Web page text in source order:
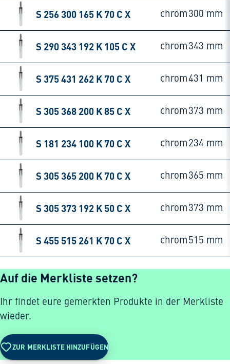
S 256 300 165 K 70 C X chrom300 mm
S 290 343 192 K 105 C X chrom343 mm
S 375 431 262 K 70 C X chrom431 mm
S 305 368 200 K 85 C X chrom373 mm
S 181 234 100 K 70 C X chrom 234 mm
S 305 365 200 K 70 C X chrom365 mm
S 305 373 192 K 50 C X chrom373 mm
S 455 515 261 K 70 C X chrom 515 mm
Auf die Merkliste setzen?
Ihr findet eure gemerkten Produkte in der Merkliste
wieder.
ZUR MERKLISTE HINZUFÜGEN